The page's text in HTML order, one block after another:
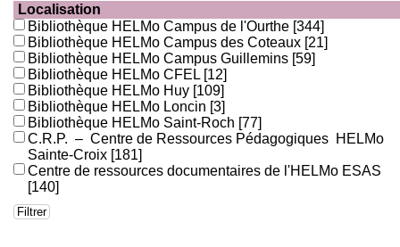
Localisation
Bibliothèque HELMo Campus de l'Ourthe [344]
Bibliothèque HELMo Campus des Coteaux [21]
Bibliothèque HELMo Campus Guillemins [59]
Bibliothèque HELMo CFEL [12]
Bibliothèque HELMo Huy [109]
Bibliothèque HELMo Loncin [3]
Bibliothèque HELMo Saint-Roch [77]
C.R.P. – Centre de Ressources Pédagogiques HELMo
Sainte-Croix [181]
Centre de ressources documentaires de l'HELMo ESAS
[140]